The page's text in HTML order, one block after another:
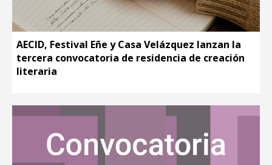
AECID, Festival Eñe y Casa Velázquez lanzan la
tercera convocatoria de residencia de creación
literaria